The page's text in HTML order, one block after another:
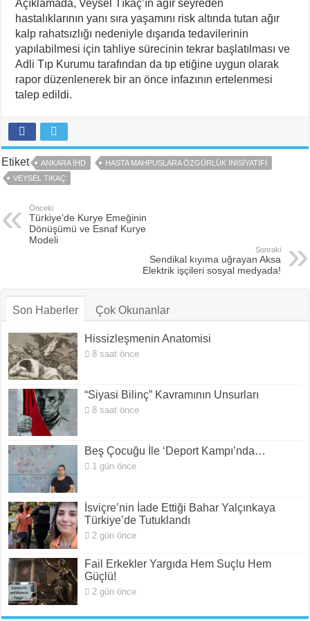
Açıklamada, Veysel Tıkaç’ın ağır seyreden
hastalıklarının yanı sıra yaşamını risk altında tutan ağır
kalp rahatsızlığı nedeniyle dışarıda tedavilerinin
yapılabilmesi için tahliye sürecinin tekrar başlatılması ve
Adli Tıp Kurumu tarafından da tıp etiğine uygun olarak
rapor düzenlenerek bir an önce infazının ertelenmesi
talep edildi.
Etiket ANKARA İHD
HASTA MAHPUSLARA ÖZGÜRLÜK İNISIYATIFI
VEYSEL TIKAÇ
Önceki
Türkiye’de Kurye Emeğinin
Dönüşümü ve Esnaf Kurye
Modeli
Sonraki
Sendikal kıyıma uğrayan Aksa
Elektrik işçileri sosyal medyada!
Son Haberler Çok Okunanlar
Hissizleşmenin Anatomisi
8 saat önce
“Siyasi Bilinç” Kavramının Unsurları
8 saat önce
Beş Çocuğu İle ‘Deport Kampı’nda…
1 gün önce
İsviçre’nin İade Ettiği Bahar Yalçınkaya
Türkiye’de Tutuklandı
2 gün önce
Fail Erkekler Yargıda Hem Suçlu Hem
Güçlü!
2 gün önce